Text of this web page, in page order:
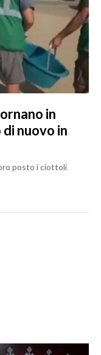
in
nuovo in
posto i ciottoli